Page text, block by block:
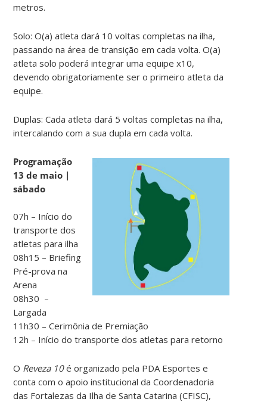
metros.
Solo: O(a) atleta dará 10 voltas completas na ilha,
passando na área de transição em cada volta. O(a)
atleta solo poderá integrar uma equipe x10,
devendo obrigatoriamente ser o primeiro atleta da
equipe.
Duplas: Cada atleta dará 5 voltas completas na ilha,
intercalando com a sua dupla em cada volta.
Programação
13 de maio |
sábado
07h – Início do
transporte dos
atletas para ilha
08h15 – Briefing
Pré-prova na
Arena
08h30 –
Largada
11h30 – Cerimônia de Premiação
12h – Início do transporte dos atletas para retorno
O Reveza 10é organizado pela PDA Esportes e
conta com o apoio institucional da Coordenadoria
das Fortalezas da Ilha de Santa Catarina (CFISC),